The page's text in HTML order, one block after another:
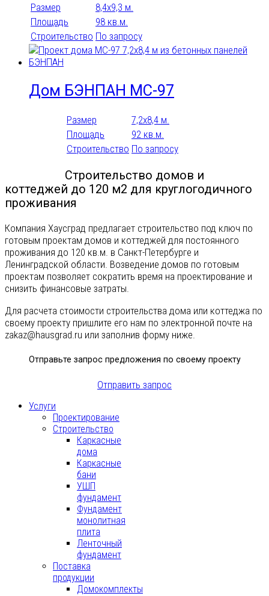
Таунхаус
ТриплексКоличество санузлов
0
5 санузлов
6 6 санузлов
Хозяйский санузел
Размер
8,4х9,3 м.
Площадь
98 кв.м.
Строительство По запросу
Дом БЭНПАН МС-97
Размер
7,2х8,4 м.
Площадь
92 кв.м.
Строительство По запросу
Строительство домов и
коттеджей до 120 м2 для круглогодичного
проживания
Компания Хаусград предлагает строительство под ключ по
готовым проектам домов и коттеджей для постоянного
проживания до 120 кв.м. в Санкт-Петербурге и
Ленинградской области. Возведение домов по готовым
проектам позволяет сократить время на проектирование и
снизить финансовые затраты.
Для расчета стоимости строительства дома или коттеджа по
своему проекту пришлите его нам по электронной почте на
zakaz@hausgrad.ru или заполнив форму ниже.
Отправьте запрос предложения по своему проекту
Отправить запрос
Услуги
Проектирование
Строительство
Каркасные
дома
Каркасные
бани
УШП
фундамент
Фундамент
монолитная
плита
Ленточный
фундамент
Поставка
продукции
Домокомплекты